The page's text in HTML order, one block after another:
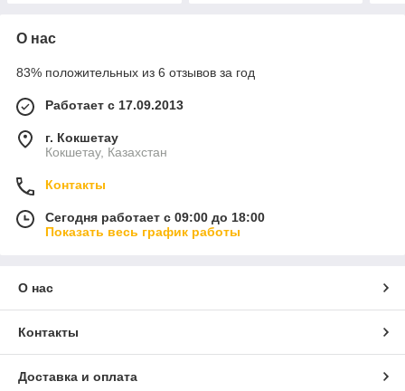
О нас
83% положительных из 6 отзывов за год
Работает с 17.09.2013
г. Кокшетау
Кокшетау, Казахстан
Контакты
Сегодня работает с 09:00 до 18:00
Показать весь график работы
О нас
Контакты
Доставка и оплата